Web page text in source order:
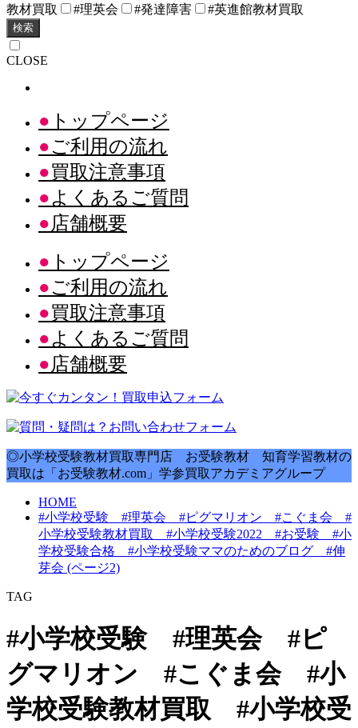
教材買取
#理英会 #発達障害 #英進館教材買取
検索
CLOSE
トップページ
ご利用の流れ
買取注意事項
よくあるご質問
店舗概要
トップページ
ご利用の流れ
買取注意事項
よくあるご質問
店舗概要
◎小学校受験教材買取専門店 お受験教材 知育学習教材の
買取は「お受験教材.com」学参買取アカデミアグループ
HOME
#小学校受験 #理英会 #ピグマリオン #こぐま会 #
小学校受験教材買取 #小学校受験2022 #お受験 #小
学校受験合格 #小学校受験ママのためのブログ #伸
芽会 (ページ2)
TAG
#小学校受験 #理英会 #ピ
グマリオン #こぐま会 #小
学校受験教材買取 #小学校受